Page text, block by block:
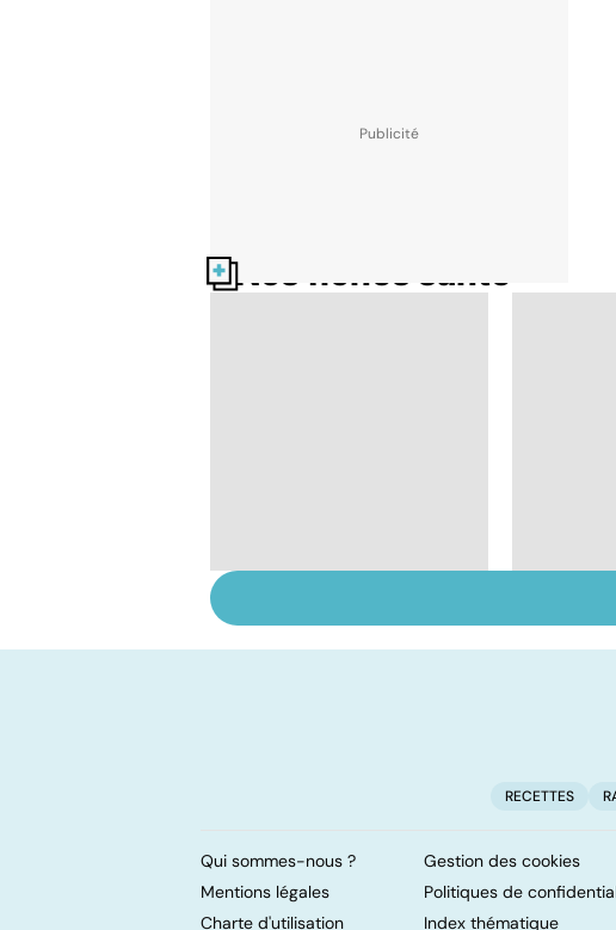
Nos fiches santé
pour la vie
RECETTES
Qui sommes-nous ?
Gestion des cookies
Mentions légales
Politiques de
Charte d'utilisation
Index thématique